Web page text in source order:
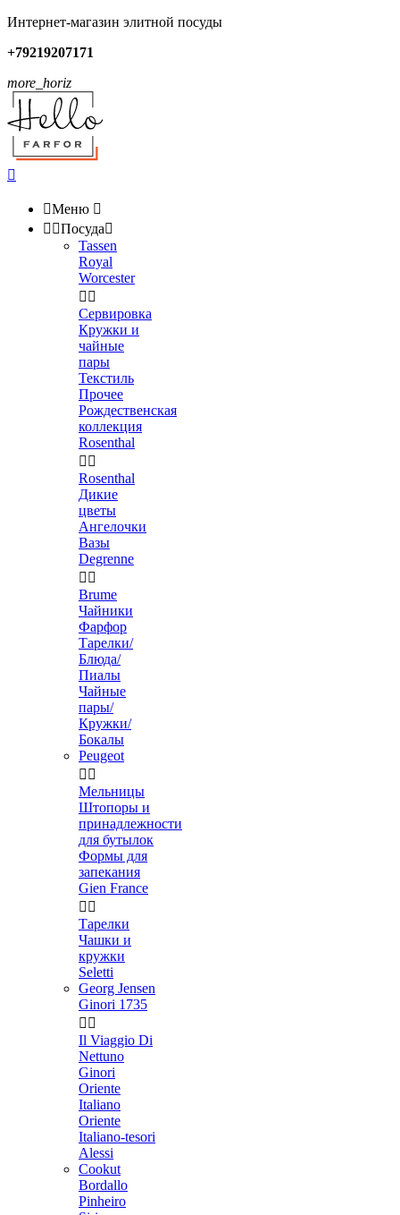
Интернет-магазин элитной посуды
+79219207171
more_horiz

Меню 
 Посуда
Tassen
Royal
Worcester
 
Сервировка
Кружки и
чайные
пары
Текстиль
Прочее
Рождественская
коллекция
Rosenthal
 
Rosenthal
Дикие
цветы
Ангелочки
Вазы
Degrenne
 
Brume
Чайники
Фарфор
Тарелки/
Блюда/
Пиалы
Чайные
пары/
Кружки/
Бокалы
Peugeot
 
Мельницы
Штопоры и
принадлежности
для бутылок
Формы для
запекания
Gien France
 
Тарелки
Чашки и
кружки
Seletti
Georg Jensen
Ginori 1735
 
Il Viaggio Di
Nettuno
Ginori
Oriente
Italiano
Oriente
Italiano-tesori
Alessi
Cookut
Bordallo
Pinheiro